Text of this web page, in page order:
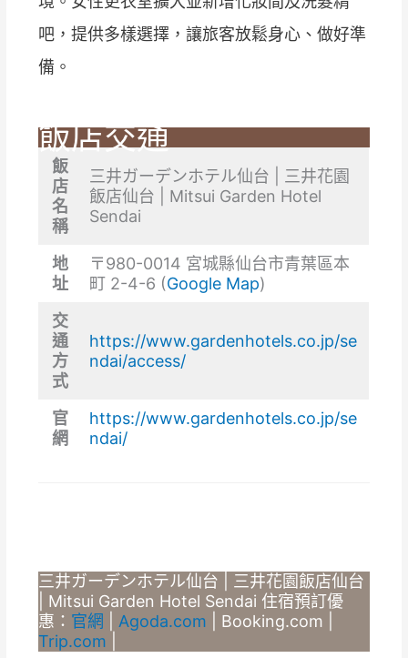
吧，提供多樣選擇，讓旅客放鬆身心、做好準
備。
飯店交通
飯
店
名
稱
三井ガーデンホテル仙台 | 三井花園
飯店仙台 | Mitsui Garden Hotel
Sendai
地
址
〒980-0014 宮城縣仙台市青葉區本
町 2-4-6 (Google Map)
交
通
方
式
https://www.gardenhotels.co.jp/se
ndai/access/
官
網
https://www.gardenhotels.co.jp/se
ndai/
三井ガーデンホテル仙台 | 三井花園飯店仙台
| Mitsui Garden Hotel Sendai 住宿預訂優
惠： 官網 Agoda.com | Booking.com |
Trip.com